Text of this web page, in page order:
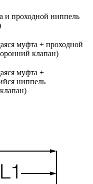
и проходной ниппель
муфта + проходной
клапан)
муфта +
ниппель